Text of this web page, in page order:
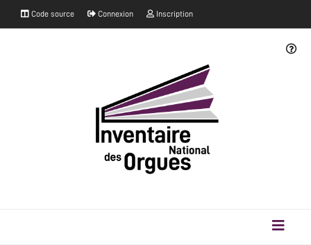
Code source Connexion Inscription